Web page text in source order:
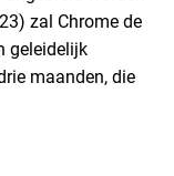
zal Chrome de
geleidelijk
maanden, die